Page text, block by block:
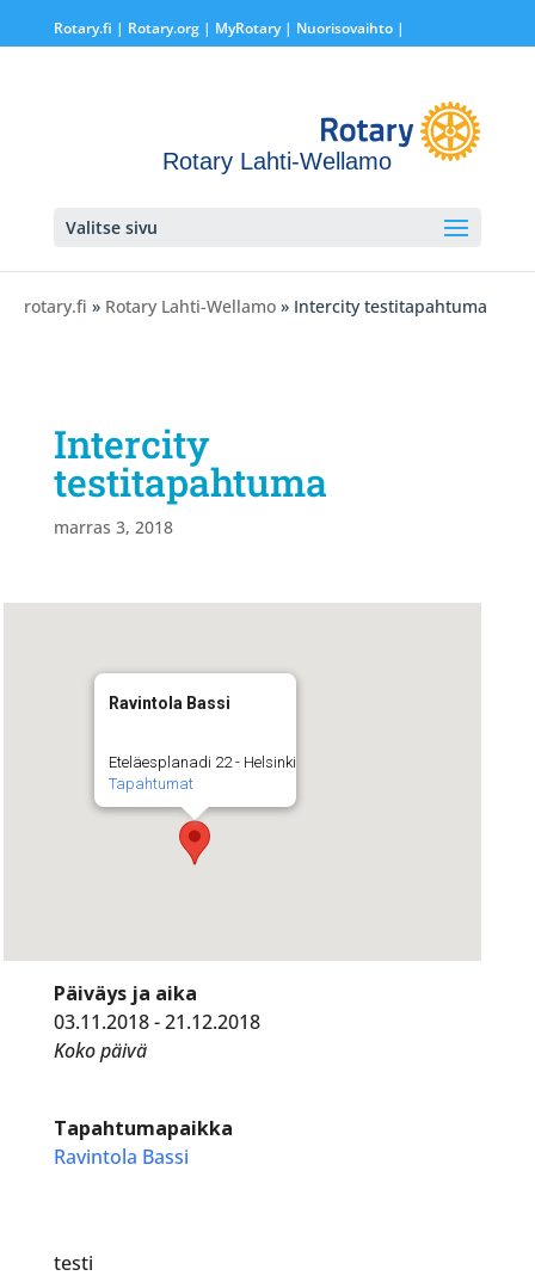
Rotary.fi | Rotary.org| MyRotary | Nuorisovaihto|
Rotary Lahti-Wellamo
Valitse sivu
rotary.fi » Rotary Lahti-Wellamo » Intercity testitapahtuma
Intercity
testitapahtuma
marras 3, 2018
Ravintola Bassi
Eteläesplanadi 22 - Helsinki
Tapahtumat
Päiväys ja aika
03.11.2018 - 21.12.2018
Koko päivä
Tapahtumapaikka
Ravintola Bassi
testi